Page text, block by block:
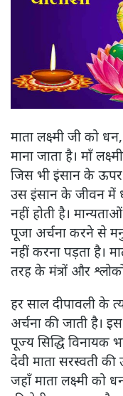
माता लक्ष्मी जी को
माना जाता है। माँ
जिस भी इंसान के ऊपर
उस इंसान के जीवन में
नहीं होती है।
पूजा अर्चना करने से
नहीं करना पड़ता है।
तरह के मंत्रों और
हर साल दीपावली के
अर्चना की जाती है।
पूज्य सिद्धि विनायक
देवी माता सरस्वती
जहाँ माता लक्ष्मी को